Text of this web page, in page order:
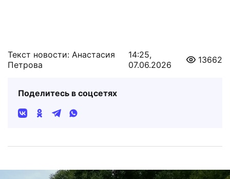
Текст новости: Анастасия
Петрова
14:25,
07.06.2026
13662
Поделитесь в соцсетях